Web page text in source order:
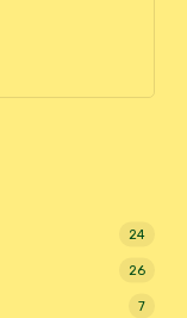
24
26
7